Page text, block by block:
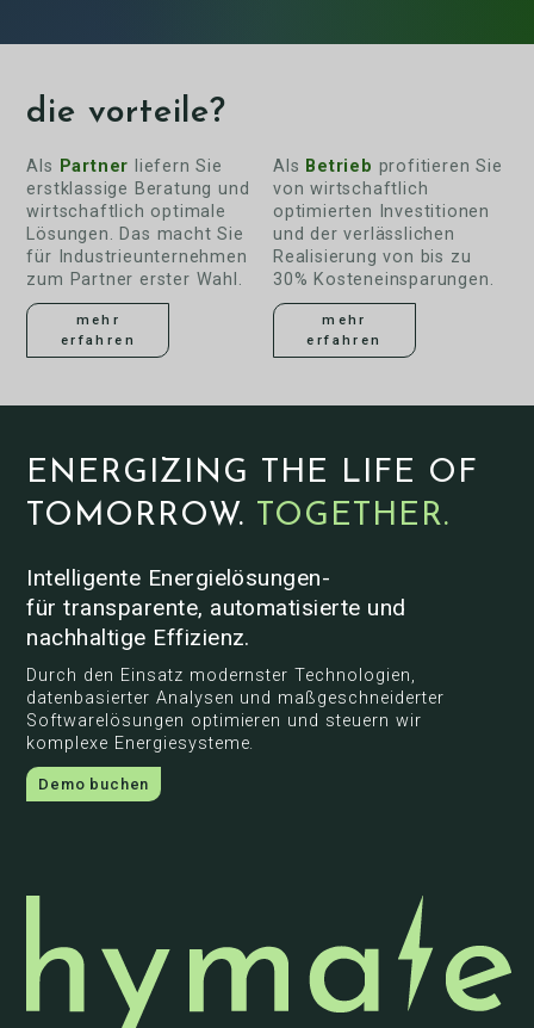
die vorteile?
Als Partner liefern Sie
erstklassige Beratung und
wirtschaftlich optimale
Lösungen. Das macht Sie
für Industrieunternehmen
zum Partner erster Wahl.
mehr
erfahren
Als Betrieb profitieren Sie
von wirtschaftlich
optimierten Investitionen
und der verlässlichen
Realisierung von bis zu
30% Kosteneinsparungen.
mehr
erfahren
ENERGIZING THE LIFE OF
TOMORROW.
TOGETHER.
Intelligente Energielösungen-
für transparente, automatisierte und
nachhaltige Effizienz.
Durch den Einsatz modernster Technologien,
datenbasierter Analysen und maßgeschneiderter
Softwarelösungen optimieren und steuern wir
komplexe Energiesysteme.
Demo buchen